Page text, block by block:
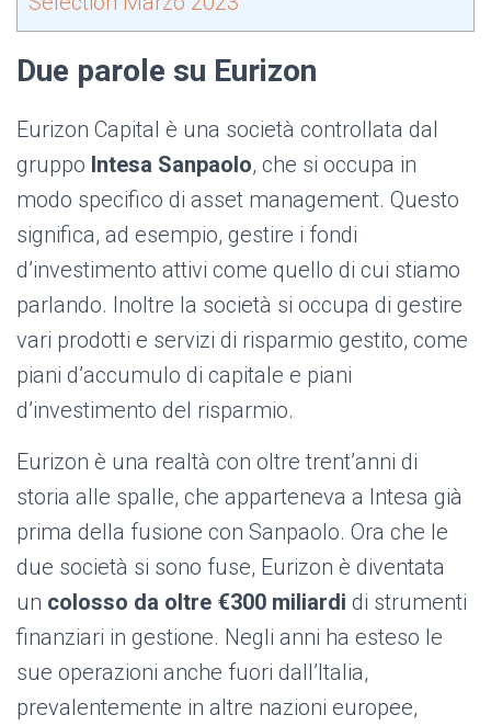
Due parole su Eurizon
Eurizon Capital è una società controllata dal
gruppo Intesa Sanpaolo, che si occupa in
modo specifico di asset management. Questo
significa, ad esempio, gestire i fondi
d’investimento attivi come quello di cui stiamo
parlando. Inoltre la società si occupa di gestire
vari prodotti e servizi di risparmio gestito, come
piani d’accumulo di capitale e piani
d’investimento del risparmio.
Eurizon è una realtà con oltre trent’anni di
storia alle spalle, che apparteneva a Intesa già
prima della fusione con Sanpaolo. Ora che le
due società si sono fuse, Eurizon è diventata
un colosso da oltre €300 miliardi di strumenti
finanziari in gestione. Negli anni ha esteso le
sue operazioni anche fuori dall’Italia,
prevalentemente in altre nazioni europee,